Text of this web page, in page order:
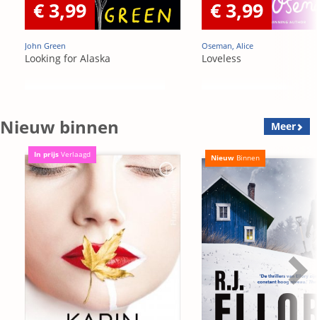
€ 3,99
John Green
Looking for Alaska
€ 3,99
Oseman, Alice
Loveless
Nieuw binnen Meer
In prijs Verlaagd Nieuw Binnen